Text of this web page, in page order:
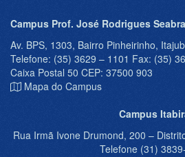
Campus Prof. José Rodrigues
Av. BPS, 1303, Bairro Pinheirinho,
Telefone: (35) 3629 – 1101 Fax: (35)
Caixa Postal 50 CEP: 37500 903
Mapa do Campus
Campus
Rua Irmã Ivone Drumond, 200 –
Telefone (31)